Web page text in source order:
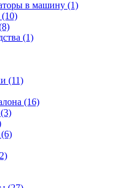
в машину (1)
(1)
(11)
(16)